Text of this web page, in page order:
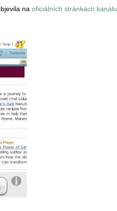
na oficiálních stránkách kanálu